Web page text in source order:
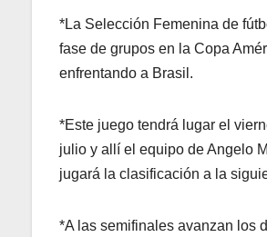
*La Selección Femenina de
fase de grupos en la Copa
enfrentando a Brasil.
*Este juego tendrá lugar el
julio y allí el equipo de Angelo
jugará la clasificación a la
*A las semifinales avanzan los